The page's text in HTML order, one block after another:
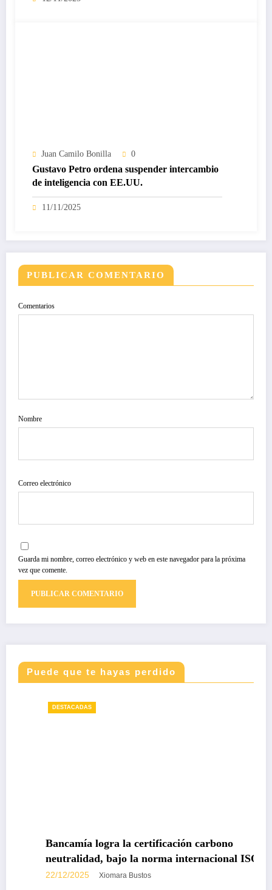
Juan Camilo Bonilla 0
Gustavo Petro ordena suspender intercambio
de inteligencia con EE.UU.
11/11/2025
PUBLICAR COMENTARIO
Comentarios
Nombre
Correo electrónico
Guarda mi nombre, correo electrónico y web en este navegador para la próxima
vez que comente.
Puede que te hayas perdido
DESTACADAS
Bancamía logra la certificación carbono
neutralidad, bajo la norma internacional ISO
14068-1
22/12/2025 Xiomara Bustos